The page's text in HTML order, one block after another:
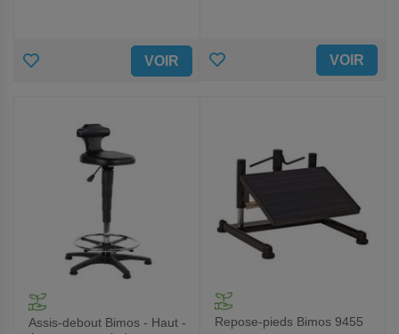
AJOUTER
FAVORIS
VOIR AJOUTER VOIR
Assis-debout Bimos - Haut -
Repose-pieds Bimos 9455